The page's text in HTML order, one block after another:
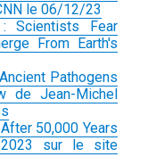
le 06/12/23
Scientists Fear
From Earth's
Pathogens
de Jean-Michel
50,000 Years
sur le site